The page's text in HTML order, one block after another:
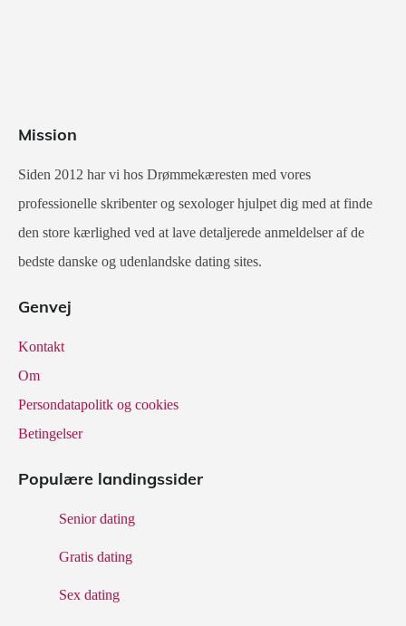
Mission
Siden 2012 har vi hos Drømmekæresten med vores
professionelle skribenter og sexologer hjulpet dig med at finde
den store kærlighed ved at lave detaljerede anmeldelser af de
bedste danske og udenlandske dating sites.
Genvej
Kontakt
Om
Persondatapolitk og cookies
Betingelser
Populære landingssider
Senior dating
Gratis dating
Sex dating